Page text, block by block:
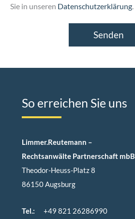
g
Sie in unseren Datenschutzerklärung.
Senden
So erreichen Sie uns
Limmer.Reutemann –
Rechtsanwälte Partnerschaft mbB
Theodor-Heuss-Platz 8
86150 Augsburg
Tel.: +49 821 26286990